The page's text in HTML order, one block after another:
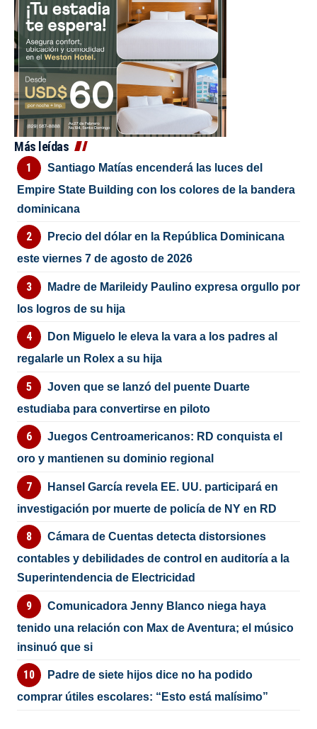
Más leídas
Santiago Matías encenderá las luces del
Empire State Building con los colores de la bandera
dominicana
Precio del dólar en la República Dominicana
este viernes 7 de agosto de 2026
Madre de Marileidy Paulino expresa orgullo por
los logros de su hija
Don Miguelo le eleva la vara a los padres al
regalarle un Rolex a su hija
Joven que se lanzó del puente Duarte
estudiaba para convertirse en piloto
Juegos Centroamericanos: RD conquista el
oro y mantienen su dominio regional
Hansel García revela EE. UU. participará en
investigación por muerte de policía de NY en RD
Cámara de Cuentas detecta distorsiones
contables y debilidades de control en auditoría a la
Superintendencia de Electricidad
Comunicadora Jenny Blanco niega haya
tenido una relación con Max de Aventura; el músico
insinuó que si
Padre de siete hijos dice no ha podido
comprar útiles escolares: “Esto está malísimo”